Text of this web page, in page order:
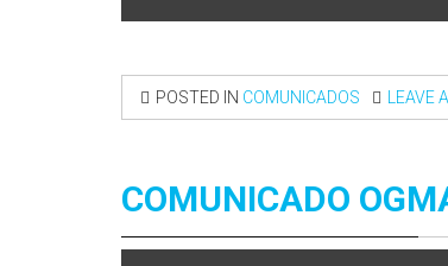
POSTED IN COMUNICADOS LEAVE
COMUNICADO